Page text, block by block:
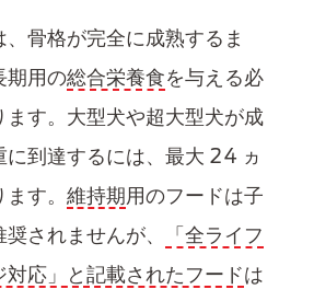
、骨格が完全に成熟するま
期用の総合栄養食​を与える必
ます。大型犬や超大型犬が成
に到達するには、最大 24 ヵ
す。 維持期用のフード​は子
されませんが、
「全ライフ
対応」と記載されたフード​は